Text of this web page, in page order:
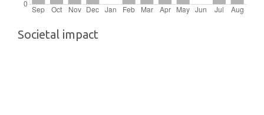
Societal impact